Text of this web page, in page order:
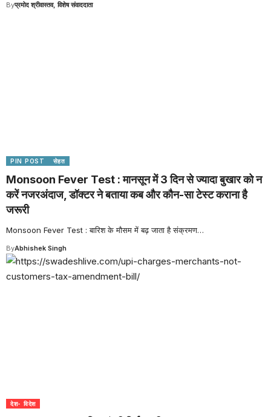
Byप्रमोद श्रीवास्तव, विशेष संवाददाता
PIN POST सेहत
Monsoon Fever Test : मानसून में 3 दिन से ज्यादा बुखार को न
करें नजरअंदाज, डॉक्टर ने बताया कब और कौन-सा टेस्ट कराना है
जरूरी
Monsoon Fever Test : बारिश के मौसम में बढ़ जाता है संक्रमण…
ByAbhishek Singh
देश- विदेश